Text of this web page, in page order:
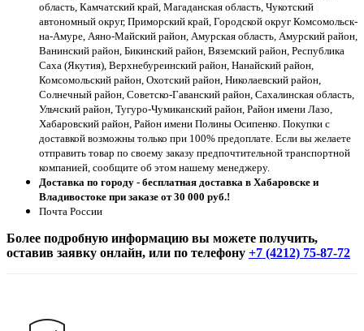
область, Камчатский край, Магаданская область, Чукотский
автономный округ, Приморский край, Городской округ Комсомольск-
на-Амуре, Аяно-Майский район, Амурская область, Амурский район,
Ванинский район, Бикинский район, Вяземский район, Республика
Саха (Якутия), Верхнебуреинский район, Нанайский район,
Комсомольский район, Охотский район, Николаевский район,
Солнечный район, Советско-Гаванский район, Сахалинская область,
Ульчский район, Тугуро-Чумиканский район, Район имени Лазо,
Хабаровский район, Район имени Полины Осипенко. Покупки с
доставкой возможны только при 100% предоплате. Если вы желаете
отправить товар по своему заказу предпочтительной транспортной
компанией, сообщите об этом нашему менеджеру.
Доставка по городу - бесплатная доставка в Хабаровске и
Владивостоке при заказе от 30 000 руб.!
Почта России
Более подробную информацию вы можете получить,
оставив заявку онлайн, или по телефону +7 (4212) 75-87-72